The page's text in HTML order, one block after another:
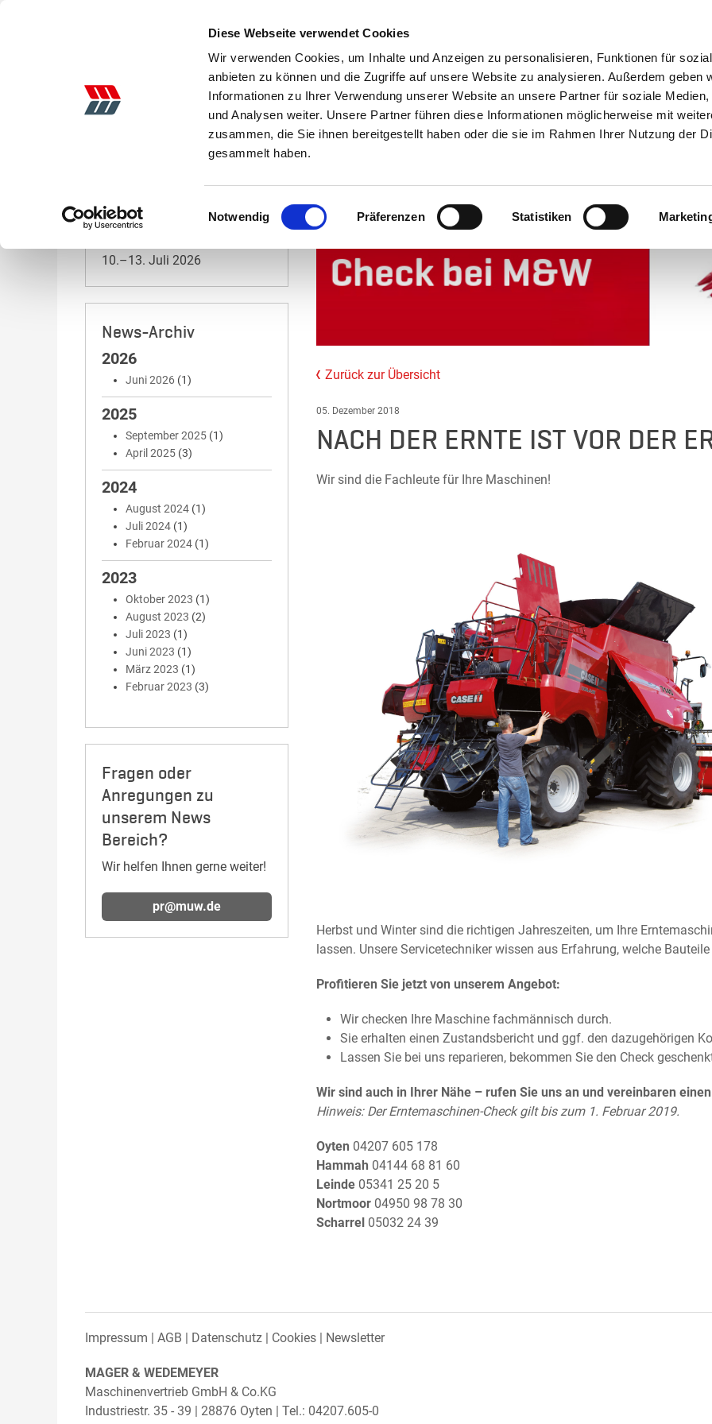
Diese Webseite verwendet Cookies
Wir verwenden Cookies, um Inhalte und Anzeigen zu personalisieren, Funktionen für
anbieten zu können und die Zugriffe auf unsere Website zu analysieren. Außerdem geben
Informationen zu Ihrer Verwendung unserer Website an unsere Partner für soziale Medien,
und Analysen weiter. Unsere Partner führen diese Informationen möglicherweise mit
zusammen, die Sie ihnen bereitgestellt haben oder die sie im Rahmen Ihrer Nutzung der
gesammelt haben.
Einwilligungsauswahl
Notwendig Präferenzen Statistiken
AKTIONEN LANDTECHNIK GEBRAUCHTE SERVICE ERSATZTEILE UNTERNEHMEN KARRIERE
Nach der Ernte ist vor der Ernte
Zurück zur Übersicht
05. Dezember 2018
NACH DER ERNTE IST VOR DER
Wir sind die Fachleute für Ihre Maschinen!
Herbst und Winter sind die richtigen Jahreszeiten, um Ihre
lassen. Unsere Servicetechniker wissen aus Erfahrung, welche
Profitieren Sie jetzt von unserem Angebot:
Wir checken Ihre Maschine fachmännisch durch.
Sie erhalten einen Zustandsbericht und ggf. den dazugehörigen
Lassen Sie bei uns reparieren, bekommen Sie den Check
Wir sind auch in Ihrer Nähe – rufen Sie uns an und vereinbaren
Hinweis: Der Erntemaschinen-Check gilt bis zum 1. Februar 2019.
Oyten 04207 605 178
Hammah 04144 68 81 60
Leinde 05341 25 20 5
Nortmoor 04950 98 78 30
Scharrel 05032 24 39
Veranstaltungen 2026
Tarmstedter Ausstellung
10.–13. Juli 2026
News-Archiv
2026
Juni 2026 (1)
2025
September 2025 (1)
April 2025 (3)
2024
August 2024 (1)
Juli 2024 (1)
Februar 2024 (1)
2023
Oktober 2023 (1)
August 2023 (2)
Juli 2023 (1)
Juni 2023 (1)
März 2023 (1)
Februar 2023 (3)
Fragen oder
Anregungen zu
unserem News
Bereich?
Wir helfen Ihnen gerne weiter!
pr@muw.de
Impressum AGB Datenschutz Cookies Newsletter
MAGER & WEDEMEYER
Maschinenvertrieb GmbH & Co.KG
Industriestr. 35 - 39 | 28876 Oyten | Tel.: 04207.605-0